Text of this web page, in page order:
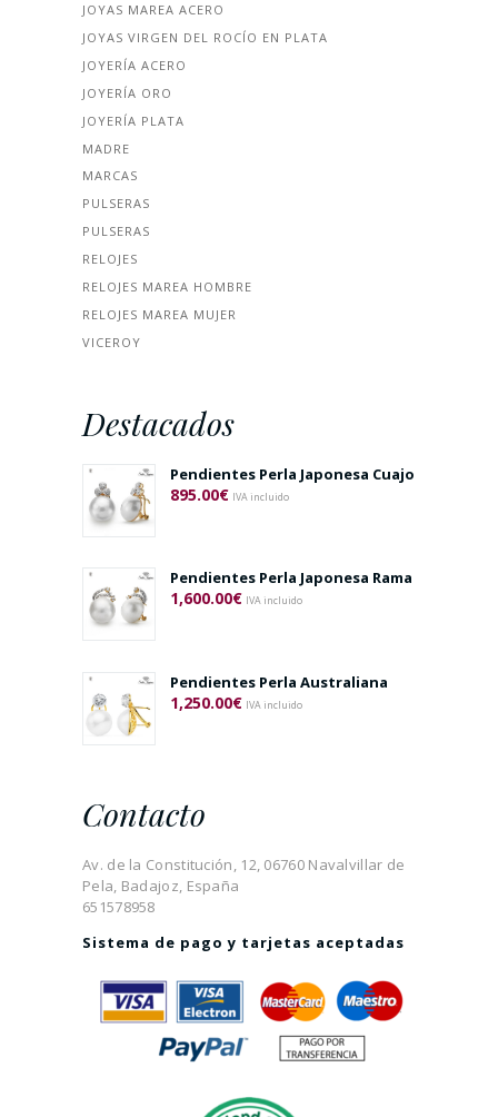
JOYAS MAREA ACERO
JOYAS VIRGEN DEL ROCÍO EN PLATA
JOYERÍA ACERO
JOYERÍA ORO
JOYERÍA PLATA
MADRE
MARCAS
PULSERAS
PULSERAS
RELOJES
RELOJES MAREA HOMBRE
RELOJES MAREA MUJER
VICEROY
Destacados
Pendientes Perla Japonesa Cuajo
895.00€ IVA incluido
Pendientes Perla Japonesa Rama
1,600.00€ IVA incluido
Pendientes Perla Australiana
1,250.00€ IVA incluido
Contacto
Av. de la Constitución, 12, 06760 Navalvillar de
Pela, Badajoz, España
651578958
Sistema de pago y tarjetas aceptadas